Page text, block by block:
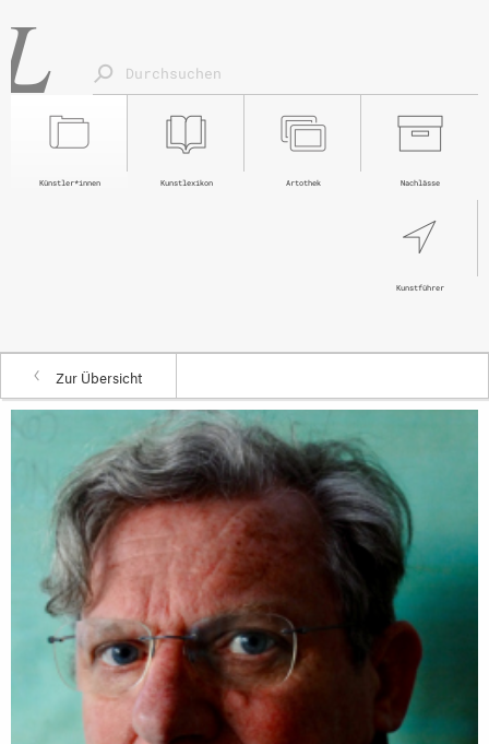
Nachlässe
Artothek
Kunstlexikon
Künstler*innen
Kunstführer
Zur Übersicht